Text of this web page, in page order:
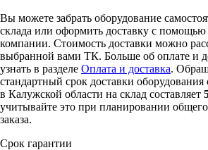
Вы можете забрать оборудование
склада или оформить доставку с помощью
компании. Стоимость доставки можно
выбранной вами ТК. Больше об оплате и
узнать в разделе Оплата и доставка.
стандартный срок доставки оборудования
в Калужской области на склад составляет
учитывайте это при планировании
заказа.
Срок гарантии